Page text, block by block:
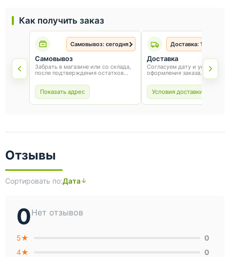
Как получить заказ
Самовывоз: сегодня
Самовывоз
Забрать в магазине или со склада,
после подтверждения остатков
Показать адрес
Доставка: 1-3
Доставка
Согласуем дату и условия
оформления заказа.
Условия доставки
Отзывы
Сортировать по:Дата
0Нет отзывов
5★
0
4★
0